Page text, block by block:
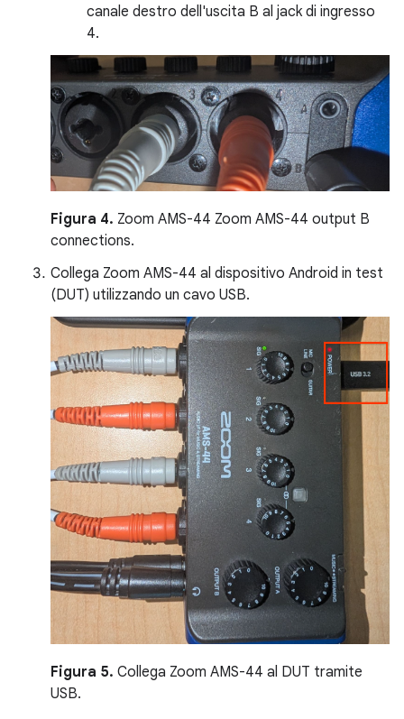
canale destro dell'uscita B al jack di ingresso
4.
Figura 4. Zoom AMS-44 Zoom AMS-44 output B
connections.
Collega Zoom AMS-44 al dispositivo Android in test
(DUT) utilizzando un cavo USB.
Figura 5. Collega Zoom AMS-44 al DUT tramite
USB.